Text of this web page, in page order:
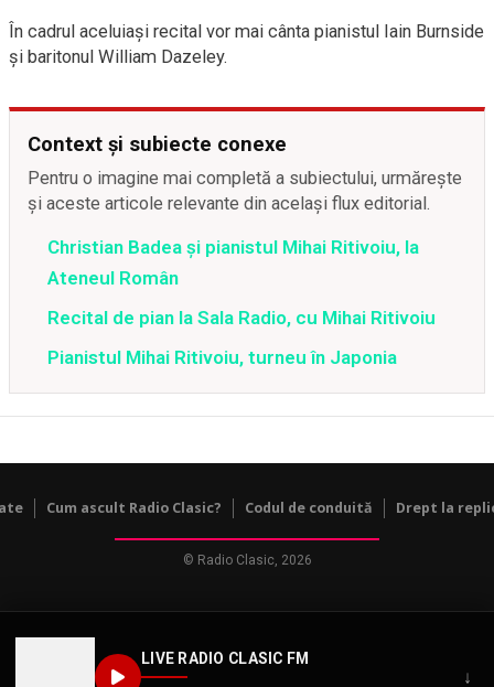
LIVE RADIO CLASIC FM
↓
În cadrul aceluiaşi recital vor mai cânta pianistul Iain Burnside
şi baritonul William Dazeley.
Context și subiecte conexe
Pentru o imagine mai completă a subiectului, urmărește
și aceste articole relevante din același flux editorial.
Christian Badea şi pianistul Mihai Ritivoiu, la
Ateneul Român
Recital de pian la Sala Radio, cu Mihai Ritivoiu
Pianistul Mihai Ritivoiu, turneu în Japonia
Cum ascult Radio Clasic? Codul de conduită Drept la
© Radio Clasic, 2026